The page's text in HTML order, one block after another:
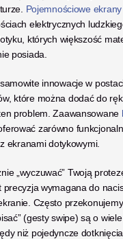
Pojemnościowe
elektrycznych
których większość
posiada.
innowacje w
które można dodać do
problem. Zaawansowane
zarówno
ekranami dotykowymi.
„wyczuwać” Twoją
precyzja wymagana do
Często
(gesty swipe) są o
niż pojedyncze